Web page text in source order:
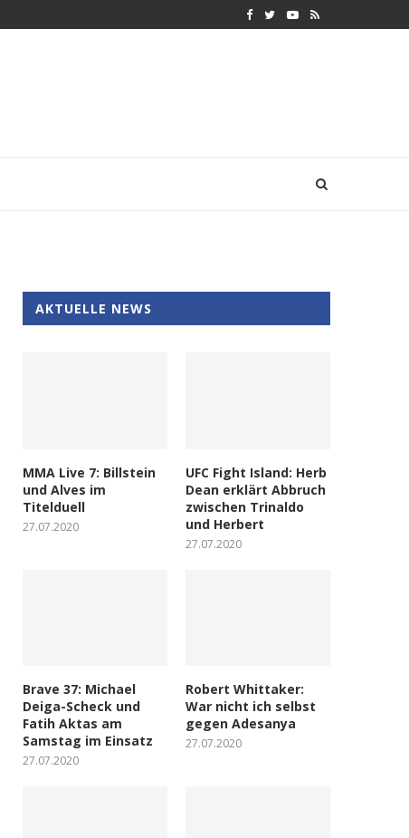
AKTUELLE NEWS
MMA Live 7: Billstein
und Alves im
Titelduell
27.07.2020
UFC Fight Island: Herb
Dean erklärt Abbruch
zwischen Trinaldo
und Herbert
27.07.2020
Brave 37: Michael
Deiga-Scheck und
Fatih Aktas am
Samstag im Einsatz
27.07.2020
Robert Whittaker:
War nicht ich selbst
gegen Adesanya
27.07.2020